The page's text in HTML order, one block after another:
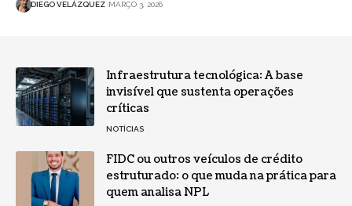
DIEGO VELÁZQUEZ MARÇO 3, 2026
Infraestrutura tecnológica: A base
invisível que sustenta operações
críticas
NOTÍCIAS
FIDC ou outros veículos de crédito
estruturado: o que muda na prática para
quem analisa NPL